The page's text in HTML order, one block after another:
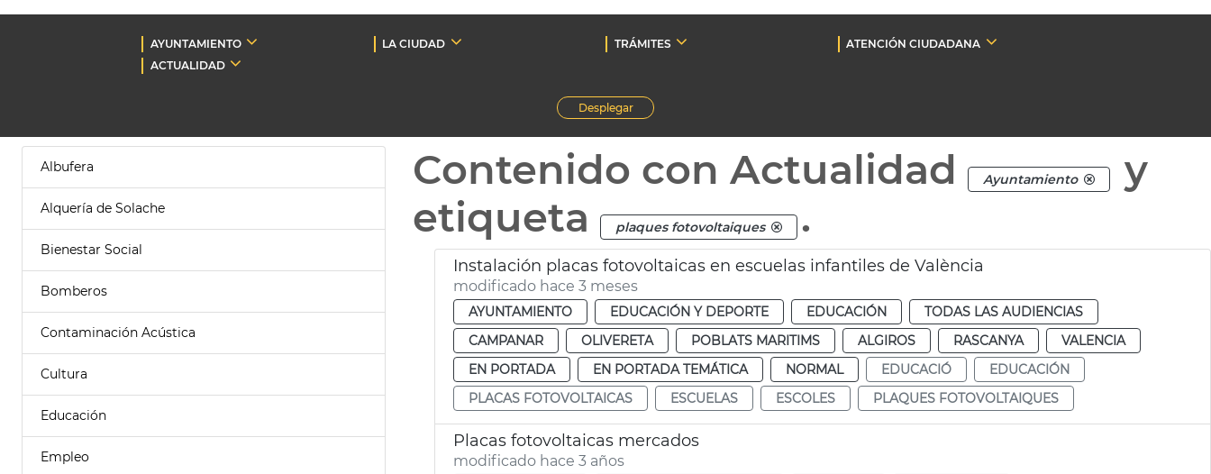
AYUNTAMIENTO LA CIUDAD TRÁMITES
ATENCIÓN CIUDADANA
ACTUALIDAD
Desplegar
Albufera
Alquería de Solache
Bienestar Social
Bomberos
Contaminación Acústica
Cultura
Educación
Empleo
Contenido con Actualidad Ayuntamiento
y
etiqueta
plaques fotovoltaiques .
Instalación placas fotovoltaicas en escuelas infantiles de València
modificado hace 3 meses
AYUNTAMIENTO EDUCACIÓN Y DEPORTE EDUCACIÓN
TODAS LAS AUDIENCIAS
CAMPANAR
OLIVERETA POBLATS MARITIMS ALGIROS RASCANYA
VALENCIA
EN PORTADA
EN PORTADA TEMÁTICA NORMAL EDUCACIÓ
EDUCACIÓN
PLACAS FOTOVOLTAICAS
ESCUELAS ESCOLES PLAQUES FOTOVOLTAIQUES
Placas fotovoltaicas mercados
modificado hace 3 años